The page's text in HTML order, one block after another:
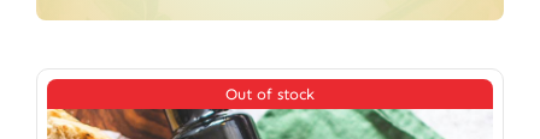
Out of stock